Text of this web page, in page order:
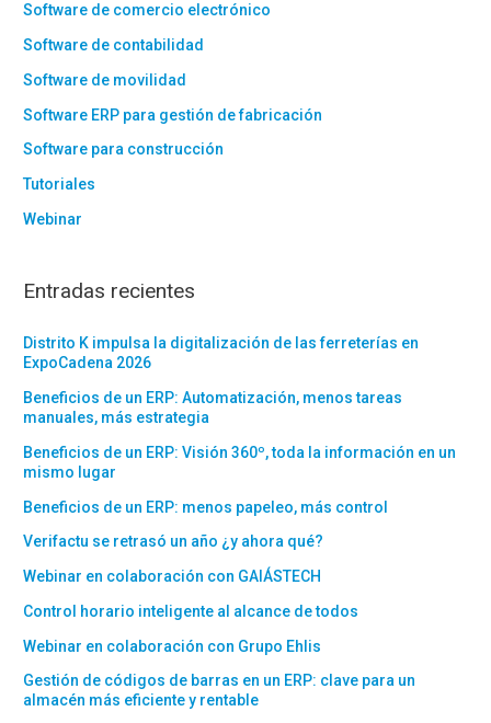
Software de comercio electrónico
Software de contabilidad
Software de movilidad
Software ERP para gestión de fabricación
Software para construcción
Tutoriales
Webinar
Entradas recientes
Distrito K impulsa la digitalización de las ferreterías en
ExpoCadena 2026
Beneficios de un ERP: Automatización, menos tareas
manuales, más estrategia
Beneficios de un ERP: Visión 360º, toda la información en un
mismo lugar
Beneficios de un ERP: menos papeleo, más control
Verifactu se retrasó un año ¿y ahora qué?
Webinar en colaboración con GAIÁSTECH
Control horario inteligente al alcance de todos
Webinar en colaboración con Grupo Ehlis
Gestión de códigos de barras en un ERP: clave para un
almacén más eficiente y rentable